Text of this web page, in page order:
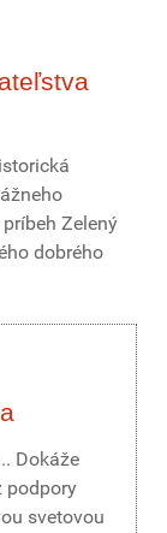
Zelený
dobrého
Dokáže
podpory
svetovou